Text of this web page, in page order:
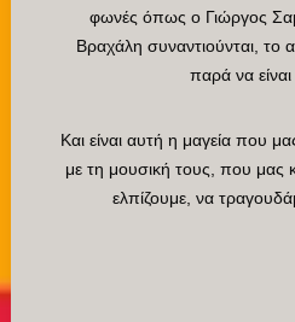
φωνές όπως ο Γιώργος
Βραχάλη συναντιούνται, το
παρά να είναι
Και είναι αυτή η μαγεία που
με τη μουσική τους, που μας
ελπίζουμε, να